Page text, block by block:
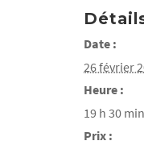
Date :
26 février
Heure :
19 h 30
Prix :